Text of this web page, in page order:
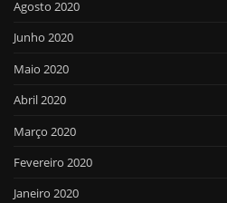
Agosto 2020
Junho 2020
Maio 2020
Abril 2020
Março 2020
Fevereiro 2020
Janeiro 2020